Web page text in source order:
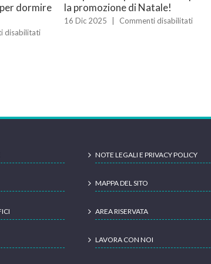
dormire
disabilitatisu
dormire
la promozione di Natale!
16 Dic 2025 Commenti disabilitatisu
NOTE LEGALI E PRIVACY POLICY
MAPPA DEL SITO
AREA RISERVATA
LAVORA CON NOI